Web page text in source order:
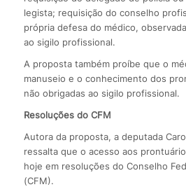
legista; requisição do conselho
própria defesa do médico,
ao sigilo profissional.
A proposta também proíbe que o
manuseio e o conhecimento dos
não obrigadas ao sigilo profissional.
Resoluções do CFM
Autora da proposta, a deputada
ressalta que o acesso aos
hoje em resoluções do Conselho
(CFM).